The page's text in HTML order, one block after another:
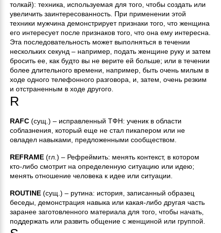
толкай): техника, используемая для того, чтобы создать или
увеличить заинтересованность. При применении этой
техники мужчина демонстрирует признаки того, что женщина
его интересует после признаков того, что она ему интересна.
Эта последовательность может выполняться в течении
нескольких секунд – например, подать женщине руку и затем
бросить ее, как будто вы не верите ей больше; или в течении
более длительного времени, например, быть очень милым в
ходе одного телефонного разговора, и, затем, очень резким
и отстраненным в ходе другого.
R
RAFC (сущ.) – исправленный ТФН: ученик в области
соблазнения, который еще не стал пикапером или не
овладел навыками, предложенными сообществом.
REFRAME (гл.) – Рефреймить: менять контекст, в котором
кто-либо смотрит на определенную ситуацию или идею;
менять отношение человека к идее или ситуации.
ROUTINE (сущ.) – рутина: история, записанный образец
беседы, демонстрация навыка или какая-либо другая часть
заранее заготовленного материала для того, чтобы начать,
поддержать или развить общение с женщиной или группой.